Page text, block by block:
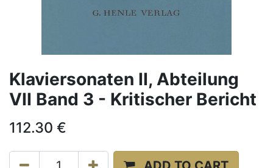
Klaviersonaten II, Abteilung
VII Band 3 - Kritischer Bericht
112.30 €